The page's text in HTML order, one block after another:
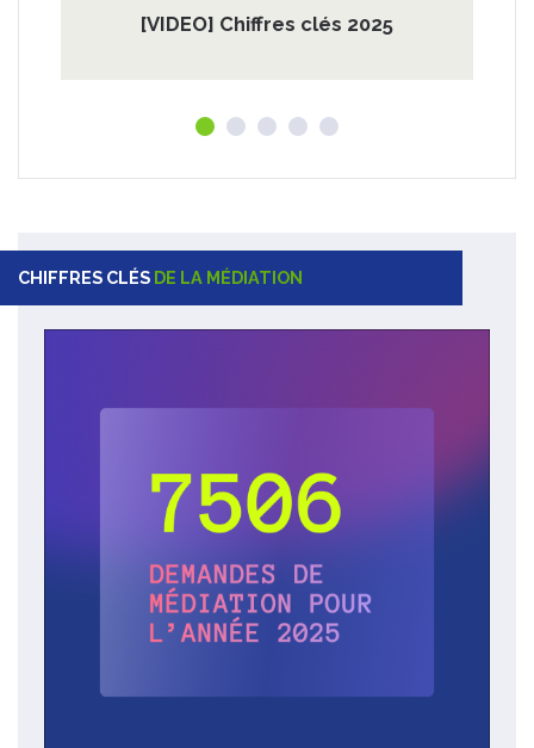
[VIDEO] Chiffres clés 2025
CHIFFRES CLÉS DE LA MÉDIATION